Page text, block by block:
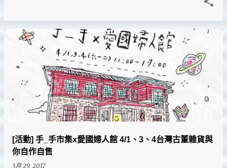
[活動] 手_手市集x愛國婦人館 4/1、3、4台灣古董雜貨與
你自作自售
3月 29, 2017